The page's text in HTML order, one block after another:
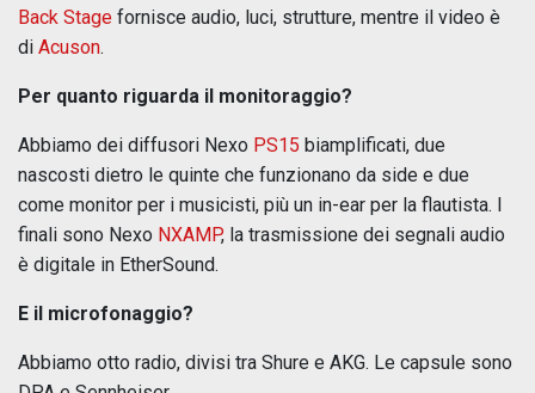
Back Stage fornisce audio, luci, strutture, mentre il video è
di Acuson.
Per quanto riguarda il monitoraggio?
Abbiamo dei diffusori Nexo PS15 biamplificati, due
nascosti dietro le quinte che funzionano da side e due
come monitor per i musicisti, più un in-ear per la flautista. I
finali sono Nexo NXAMP, la trasmissione dei segnali audio
è digitale in EtherSound.
E il microfonaggio?
Abbiamo otto radio, divisi tra Shure e AKG. Le capsule sono